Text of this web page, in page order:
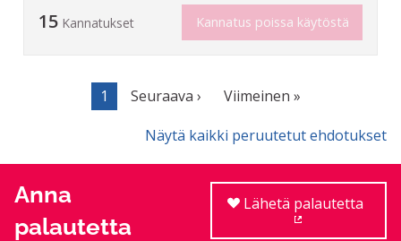
15 Kannatukset Kannatus poissa käytöstä
1 Seuraava ›
Viimeinen »
Näytä kaikki peruutetut ehdotukset
Anna
palautetta
Lähetä palautetta